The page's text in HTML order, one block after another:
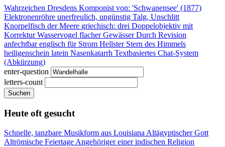
Wahrzeichen Dresdens Komponist von: 'Schwanensee' (1877)
Elektronenröhre unerfreulich, ungünstig Talg, Unschlitt
Knorpelfisch der Meere griechisch: drei Doppelobjektiv mit
KorrekturWasservogel flacher GewässerDurch Revision
anfechtbarenglisch für Strom Hellster Stern des Himmels
heiligenschein latein Nasenkatarrh Textbasiertes Chat-System
(Abkürzung)
enter-question
letters-count
Suchen
Heute oft gesucht
Schnelle, tanzbare Musikform aus Louisiana Altägyptischer Gott
Altrömische Feiertage Angehöriger einer indischen Religion